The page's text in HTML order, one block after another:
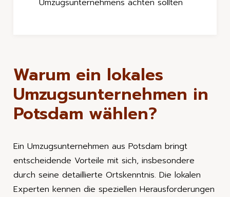
Umzugsunternehmens achten sollten
Warum ein lokales
Umzugsunternehmen in
Potsdam wählen?
Ein Umzugsunternehmen aus Potsdam bringt
entscheidende Vorteile mit sich, insbesondere
durch seine detaillierte Ortskenntnis. Die lokalen
Experten kennen die speziellen Herausforderungen